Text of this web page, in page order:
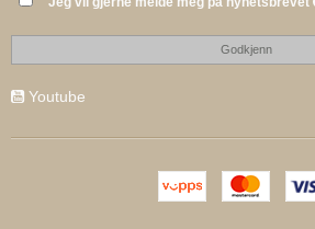
Godkjenn
Youtube